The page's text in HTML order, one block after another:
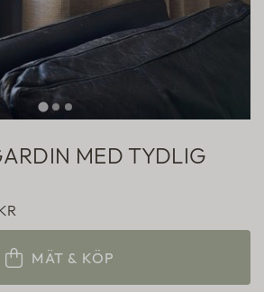
MED TYDLIG
MÄT & KÖP